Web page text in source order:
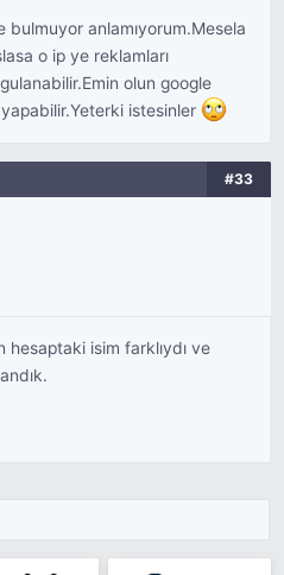
bulmuyor anlamıyorum.Mesela
o ip ye reklamları
olun google
istesinler
#33
hesaptaki isim farklıydı ve